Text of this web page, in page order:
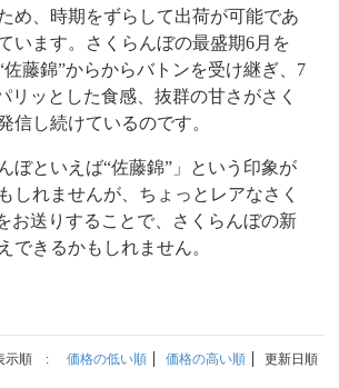
め、時期をずらして出荷が可能であ
います。さくらんぼの最盛期6月を
藤錦”からからバトンを受け継ぎ、7
リッとした食感、抜群の甘さがさく
信し続けているのです。
ぼといえば“佐藤錦”」という印象が
しれませんが、ちょっとレアなさく
お送りすることで、さくらんぼの新
できるかもしれません。
示順 : 価格の低い順 価格の高い順 更新日順